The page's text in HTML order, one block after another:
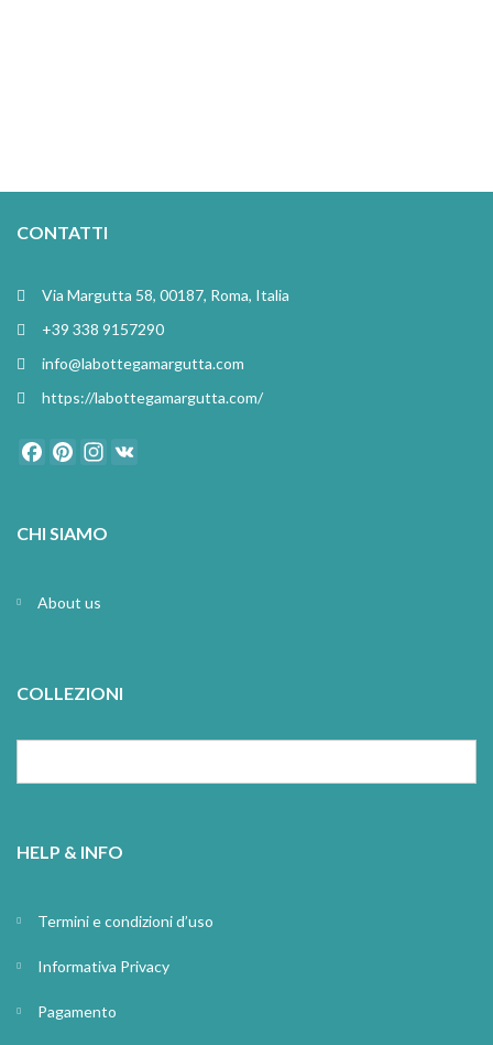
CONTATTI
Via Margutta 58, 00187, Roma, Italia
+39 338 9157290
info@labottegamargutta.com
https://labottegamargutta.com/
FacebookPinterestInstagram
CHI SIAMO
About us
COLLEZIONI
HELP & INFO
Termini e condizioni d’uso
Informativa Privacy
Pagamento